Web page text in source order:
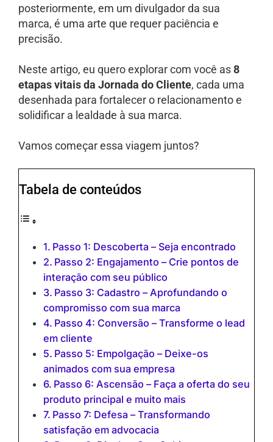
posteriormente, em um divulgador da sua
marca, é uma arte que requer paciência e
precisão.
Neste artigo, eu quero explorar com você as8
etapas vitais da Jornada do Cliente, cada uma
desenhada para fortalecer o relacionamento e
solidificar a lealdade à sua marca.
Vamos começar essa viagem juntos?
Tabela de conteúdos
Passo 1: Descoberta – Seja encontrado
Passo 2: Engajamento – Crie pontos de
interação com seu público
Passo 3: Cadastro – Aprofundando o
compromisso com sua marca
Passo 4: Conversão – Transforme o lead
em cliente
Passo 5: Empolgação – Deixe-os
animados com sua empresa
Passo 6: Ascensão – Faça a oferta do seu
produto principal e muito mais
Passo 7: Defesa – Transformando
satisfação em advocacia